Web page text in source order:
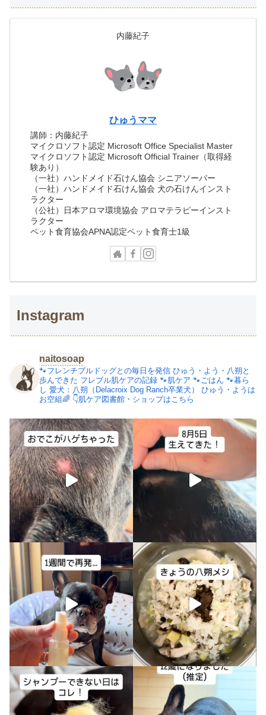
内藤紀子
ひゅうママ
講師：内藤紀子
マイクロソフト認定 Microsoft Office Specialist Master
マイクロソフト認定 Microsoft Official Trainer（取得経
験あり）
（一社）ハンドメイド石けん協会 シニアソーパー
（一社）ハンドメイド石けん協会 犬の石けんインスト
ラクター
（公社）日本アロマ環境協会 アロマテラピーインスト
ラクター
ペット食育協会APNA認定ペット食育士1級
Instagram
naitosoap
🐾フレンチブルドッグとの毎日を発信 ひゅう・よう・八朔と
歩んできた フレブル肌ケアの記録 🐾肌ケア 🐾ごはん 🐾暮ら
し 愛犬：八朔（Delacroix Dog Ranch卒業犬）
ひゅう・ようは
お空組🌈 👇肌ケア図書館・ショップはこちら